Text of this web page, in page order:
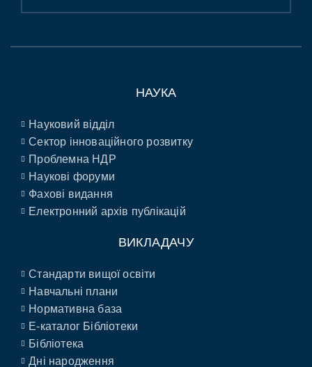
НАУКА
Науковий відділ
Сектор інноваційного розвитку
Проблемна НДР
Наукові форуми
Фахові видання
Електронний архів публікацій
ВИКЛАДАЧУ
Стандарти вищої освіти
Навчальні плани
Нормативна база
E-каталог Бібліотеки
Бібліотека
Дні народження